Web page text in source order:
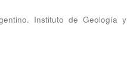
Instituto de Geología y